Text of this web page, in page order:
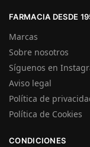
FARMACIA DESDE
Marcas
Sobre nosotros
Síguenos en
Aviso legal
Política de
Política de Cookies
CONDICIONES